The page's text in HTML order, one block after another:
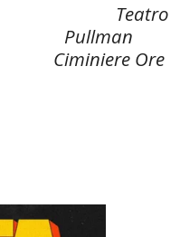
Teatro
Pullman
Ciminiere Ore